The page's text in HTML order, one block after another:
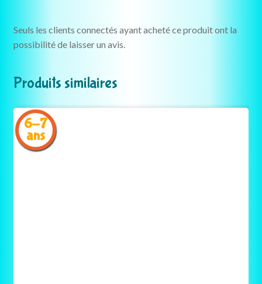
Seuls les clients connectés ayant acheté ce produit ont la
possibilité de laisser un avis.
Produits similaires
6-7
ans